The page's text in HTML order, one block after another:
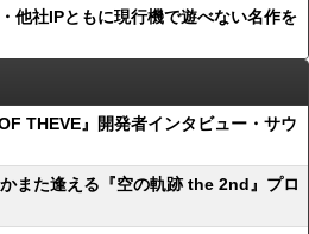
他社IPともに現行機で遊べない名作を
THEVE』開発者インタビュー・サウ
また逢える『空の軌跡 the 2nd』プロ